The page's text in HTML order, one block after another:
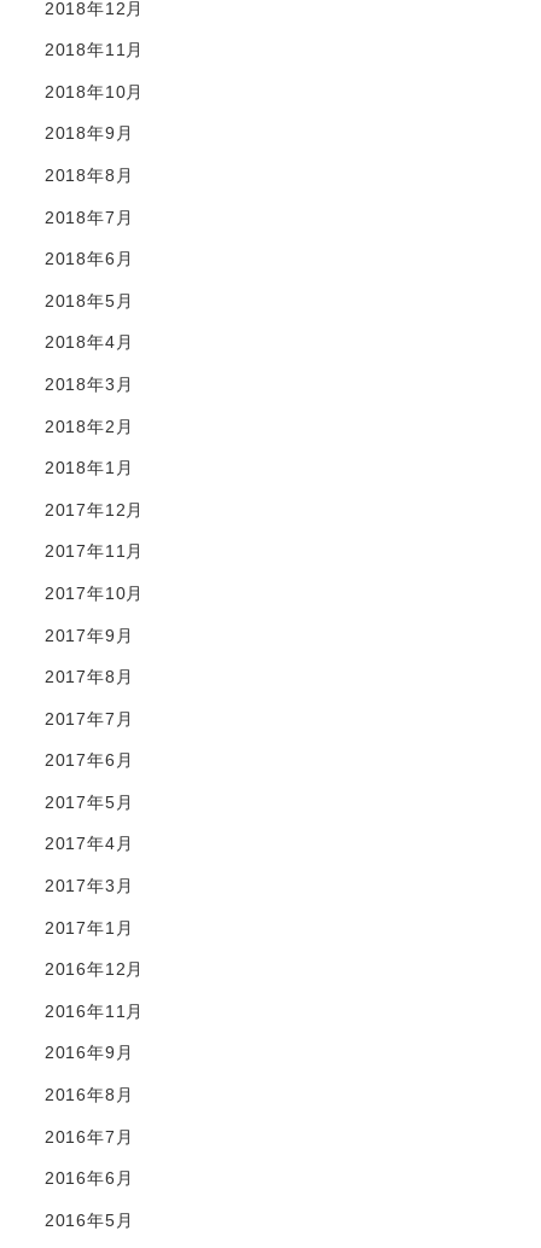
2018年12月
2018年11月
2018年10月
2018年9月
2018年8月
2018年7月
2018年6月
2018年5月
2018年4月
2018年3月
2018年2月
2018年1月
2017年12月
2017年11月
2017年10月
2017年9月
2017年8月
2017年7月
2017年6月
2017年5月
2017年4月
2017年3月
2017年1月
2016年12月
2016年11月
2016年9月
2016年8月
2016年7月
2016年6月
2016年5月